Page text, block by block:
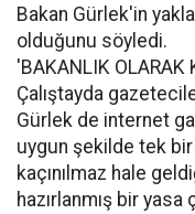
Bakan Gürlek'in
olduğunu söyledi.
'BAKANLIK OLARAK
Çalıştayda
Gürlek de internet
uygun şekilde tek bir
kaçınılmaz hale
hazırlanmış bir yasa